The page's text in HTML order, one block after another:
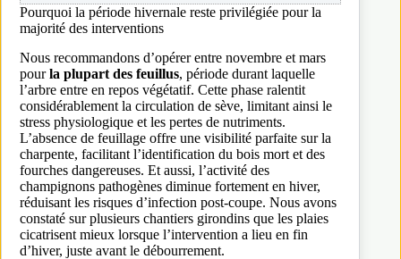
Pourquoi la période hivernale reste privilégiée pour la
majorité des interventions
Nous recommandons d’opérer entre novembre et mars
pourla plupart des feuillus, période durant laquelle
l’arbre entre en repos végétatif. Cette phase ralentit
considérablement la circulation de sève, limitant ainsi le
stress physiologique et les pertes de nutriments.
L’absence de feuillage offre une visibilité parfaite sur la
charpente, facilitant l’identification du bois mort et des
fourches dangereuses. Et aussi, l’activité des
champignons pathogènes diminue fortement en hiver,
réduisant les risques d’infection post-coupe. Nous avons
constaté sur plusieurs chantiers girondins que les plaies
cicatrisent mieux lorsque l’intervention a lieu en fin
d’hiver, juste avant le débourrement.